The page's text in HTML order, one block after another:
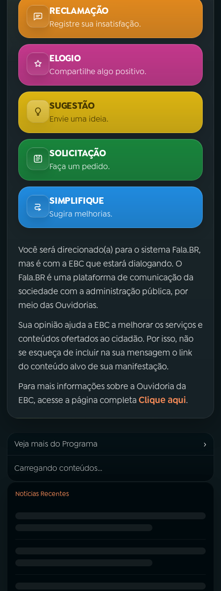
RECLAMAÇÃO
Registre sua insatisfação.
ELOGIO
Compartilhe algo positivo.
SUGESTÃO
Envie uma ideia.
SOLICITAÇÃO
Faça um pedido.
SIMPLIFIQUE
Sugira melhorias.
Você será direcionado(a) para o sistema Fala.BR,
mas é com a EBC que estará dialogando. O
Fala.BR é uma plataforma de comunicação da
sociedade com a administração pública, por
meio das Ouvidorias.
Sua opinião ajuda a EBC a melhorar os serviços e
conteúdos ofertados ao cidadão. Por isso, não
se esqueça de incluir na sua mensagem o link
do conteúdo alvo de sua manifestação.
Para mais informações sobre a Ouvidoria da
EBC, acesse a página completa Clique aqui.
Veja mais do Programa ›
Carregando conteúdos...
Notícias Recentes